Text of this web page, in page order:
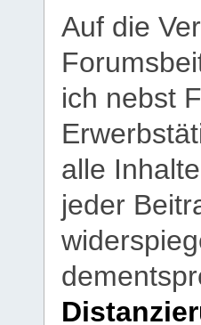
Auf die
ich nebst
alle
jeder